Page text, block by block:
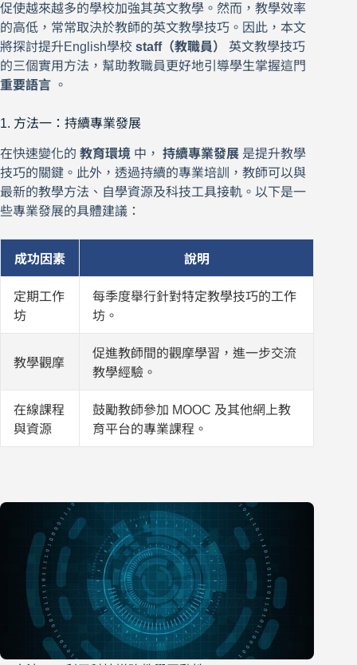
促使越來越多的學校加強其英文教學。然而，教學效率
的高低，常常取決於教師的英文教學技巧。因此，本文
將探討提升English學校 staff（教職員） 英文教學技巧
的三個實用方法，幫助教職員更好地引導學生掌握這門
重要語言 。
1. 方法一：持續專業發展
在快速變化的 教育環境 中， 持續專業發展 是提升教學
技巧的關鍵。此外，透過持續的專業培訓，教師可以與
最新的教學方法、自學資源及科技工具接軌。以下是一
些專業發展的具體建議：
成功因素 說明
定期工作
坊
每季度舉行針對特定教學技巧的工作
坊。
教學觀摩
促進教師間的觀摩學習，進一步交流
教學經驗。
在線課程
與資源
鼓勵教師參加 MOOC 及其他網上教
育平台的專業課程。